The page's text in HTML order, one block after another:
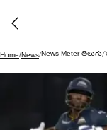
Home/News/News Meter తెలుగు/